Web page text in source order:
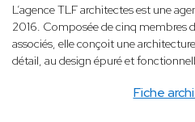
Fiche
L’agence TLF architectes est une
2016. Composée de cinq membres
associés, elle conçoit une
détail, au design épuré et